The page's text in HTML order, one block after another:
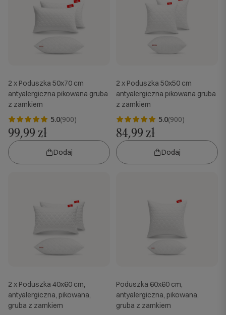
2 x Poduszka 50x70 cm
antyalergiczna pikowana gruba
z zamkiem
5.0(900)
99,99 zł
Dodaj
2 x Poduszka 50x50 cm
antyalergiczna pikowana gruba
z zamkiem
5.0(900)
84,99 zł
Dodaj
2 x Poduszka 40x60 cm,
antyalergiczna, pikowana,
gruba z zamkiem
Poduszka 60x60 cm,
antyalergiczna, pikowana,
gruba z zamkiem